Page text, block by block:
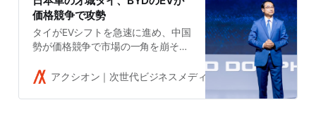
価格競争で攻勢
タイがEVシフトを急速に進め、中国
勢が価格競争で市場の一角を崩そう
あり生産拠点であった同国に、中国
アクシオン｜次世代ビジネスメディア 吉田拓史